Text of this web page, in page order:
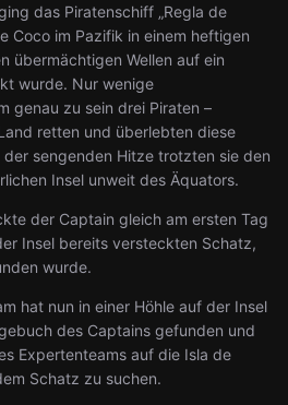
das Piratenschiff „Regla de
Coco im Pazifik in einem heftigen
übermächtigen Wellen auf ein
wurde. Nur wenige
genau zu sein drei Piraten –
retten und überlebten diese
sengenden Hitze trotzten sie den
Insel unweit des Äquators.
der Captain gleich am ersten Tag
Insel bereits versteckten Schatz,
wurde.
hat nun in einer Höhle auf der Insel
des Captains gefunden und
Expertenteams auf die Isla de
Schatz zu suchen.